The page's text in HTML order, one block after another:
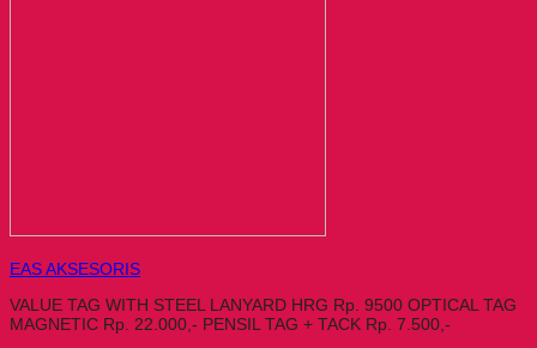
EAS AKSESORIS
VALUE TAG WITH STEEL LANYARD HRG Rp. 9500 OPTICAL TAG
MAGNETIC Rp. 22.000,- PENSIL TAG + TACK Rp. 7.500,-